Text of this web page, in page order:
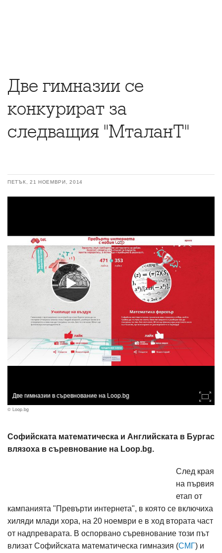
Две гимназии се
конкурират за
следващия "МталанТ"
ПЕТЪК, 21 НОЕМВРИ, 2014
Две гимназии в съревнование на Loop.bg
© Loop.bg
Софийската математическа и Английската в Бургас
влязоха в съревнование на Loop.bg.
След края
на първия
етап от
кампанията "Превърти интернета", в която се включиха
хиляди млади хора, на 20 ноември е в ход втората част
от надпреварата. В оспорвано съревнование този път
влизат Софийската математическа гимназия (СМГ) и